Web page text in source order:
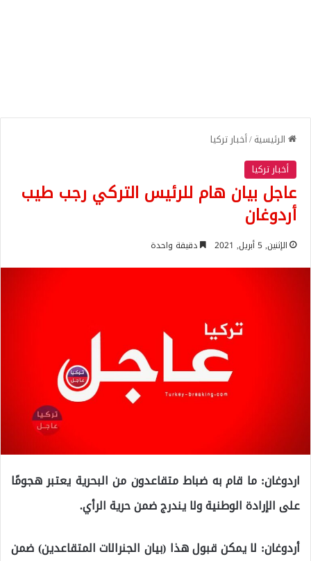
الرئيسية/أخبار تركيا
أخبار تركيا
عاجل بيان هام للرئيس التركي رجب طيب
أردوغان
الإثنين, 5 أبريل, 2021 دقيقة واحدة
اردوغان: ما قام به ضباط متقاعدون من البحرية يعتبر هجومًا
على الإرادة الوطنية ولا يندرج ضمن حرية الرأي.
‌‎أردوغان: لا يمكن قبول هذا (بيان الجنرالات المتقاعدين) ضمن